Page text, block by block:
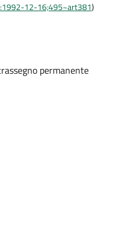
12-16;495~art381)
permanente